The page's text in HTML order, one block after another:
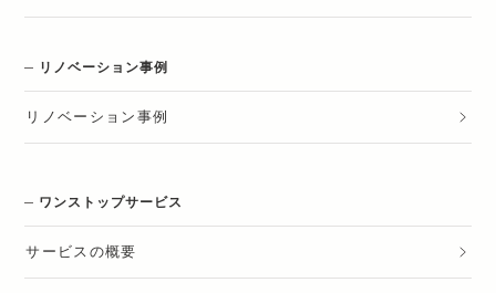
リノベーション事例
リノベーション 事例
ワンストップサービス
サービスの概要